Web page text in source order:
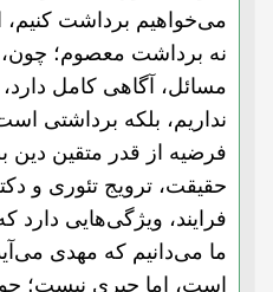
می‌خواهیم برداشت
نه برداشت معصوم؛
مسائل، آگاهی کامل
نداریم، بلکه برداشتی
فرضیه از قدر متقین دین
حقیقت، ترویج تئوری و
فرایند، ویژگی‌هایی دارد
ما می‌دانیم که مهدی
است، اما جبری نیست؛